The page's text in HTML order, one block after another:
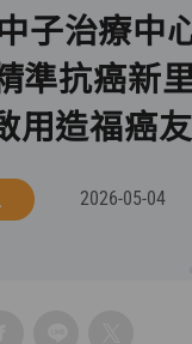
子治療中
準抗癌新
用造福癌友
2026-05-04